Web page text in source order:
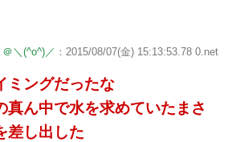
＼(^o^)／ ：2015/08/07(金) 15:13:53.78 0.net
ミングだったな
真ん中で水を求めていたまさ
差し出した